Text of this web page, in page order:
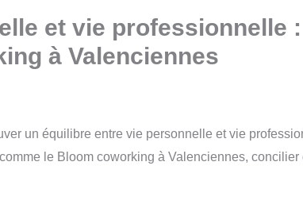
et vie professionnelle
à Valenciennes
un équilibre entre vie personnelle et vie
le Bloom coworking à Valenciennes,